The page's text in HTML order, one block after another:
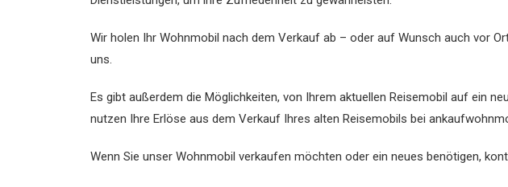
Wir holen Ihr Wohnmobil nach dem Verkauf ab – oder auf Wunsch auch vor
uns.
Es gibt außerdem die Möglichkeiten, von Ihrem aktuellen Reisemobil auf ein
nutzen Ihre Erlöse aus dem Verkauf Ihres alten Reisemobils bei
Wenn Sie unser Wohnmobil verkaufen möchten oder ein neues benötigen,